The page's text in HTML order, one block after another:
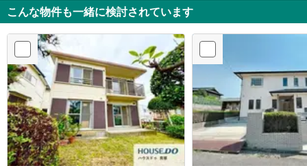
こんな物件も一緒に検討されています